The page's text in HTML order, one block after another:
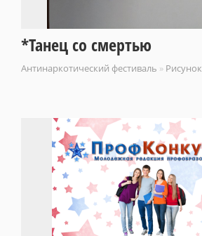
*Танец со смертью
Антинаркотический фестиваль » Рисунок